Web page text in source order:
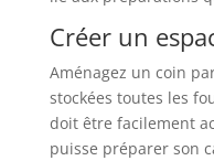
Créer un
Aménagez un coin
stockées toutes les
doit être facilement
puisse préparer son